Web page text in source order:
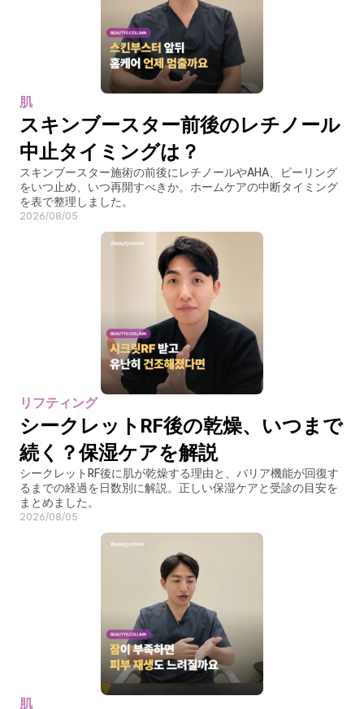
肌
スキンブースター前後のレチノール
中止タイミングは？
スキンブースター施術の前後にレチノールやAHA、ピーリング
をいつ止め、いつ再開すべきか。ホームケアの中断タイミング
を表で整理しました。
2026/08/05
リフティング
シークレットRF後の乾燥、いつまで
続く？保湿ケアを解説
シークレットRF後に肌が乾燥する理由と、バリア機能が回復す
るまでの経過を日数別に解説。正しい保湿ケアと受診の目安を
まとめました。
2026/08/05
肌